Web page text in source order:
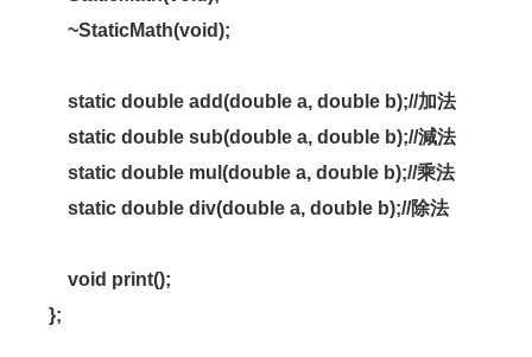
~StaticMath(void);
static double add(double a, double b);//加法
static double sub(double a, double b);//減法
static double mul(double a, double b);//乘法
static double div(double a, double b);//除法
void print();
};